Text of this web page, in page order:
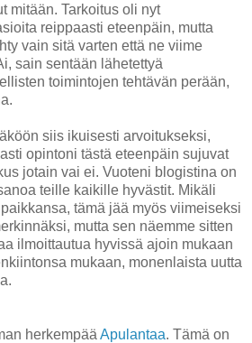
mitään. Tarkoitus oli nyt
reippaasti eteenpäin, mutta
vain sitä varten että ne viime
sain sentään lähetettyä
toimintojen tehtävän perään,
siis ikuisesti arvoitukseksi,
opintoni tästä eteenpäin sujuvat
jotain vai ei. Vuoteni blogistina on
teille kaikille hyvästit. Mikäli
tämä jää myös viimeiseksi
mutta sen näemme sitten
ilmoittautua hyvissä ajoin mukaan
mukaan, monenlaista uutta
herkempää Apulantaa. Tämä on